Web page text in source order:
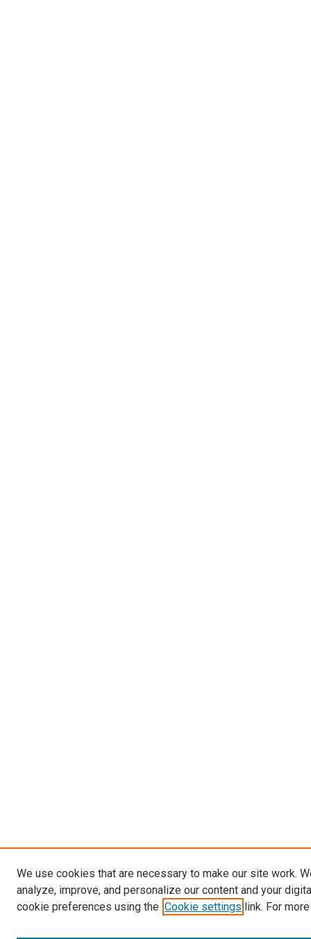
We use cookies that are necessary to make our site work.
analyze, improve, and personalize our content and your
cookie preferences using the Cookie settings link. For